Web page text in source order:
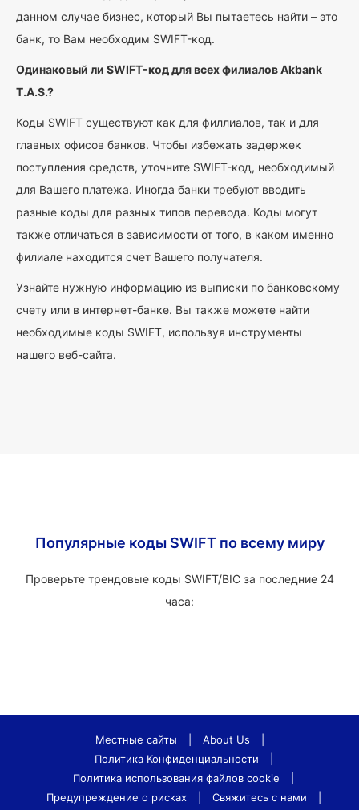
данном случае бизнес, который Вы пытаетесь найти – это
банк, то Вам необходим SWIFT-код.
Одинаковый ли SWIFT-код для всех филиалов Akbank
T.A.S.?
Коды SWIFT существуют как для филлиалов, так и для
главных офисов банков. Чтобы избежать задержек
поступления средств, уточните SWIFT-код, необходимый
для Вашего платежа. Иногда банки требуют вводить
разные коды для разных типов перевода. Коды могут
также отличаться в зависимости от того, в каком именно
филиале находится счет Вашего получателя.
Узнайте нужную информацию из выписки по банковскому
счету или в интернет-банке. Вы также можете найти
необходимые коды SWIFT, используя инструменты
нашего веб-сайта.
Популярные коды SWIFT по всему миру
Проверьте трендовые коды SWIFT/BIC за последние 24
часа:
Местные сайты About Us
Политика Конфиденциальности
Политика использования файлов cookie
Предупреждение о рисках
Свяжитесь с нами